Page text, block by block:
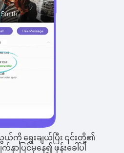
ကို ရွေးချယ်ပြီး ၎င်းတို့၏
ပြင်မှနေ၍ ဖုန်းခေါ်ပါ